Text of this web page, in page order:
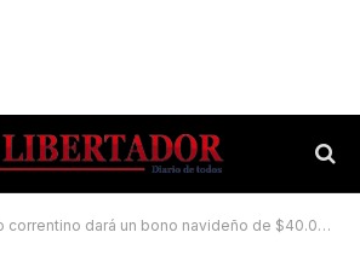
correntino dará un bono navideño de $40.000